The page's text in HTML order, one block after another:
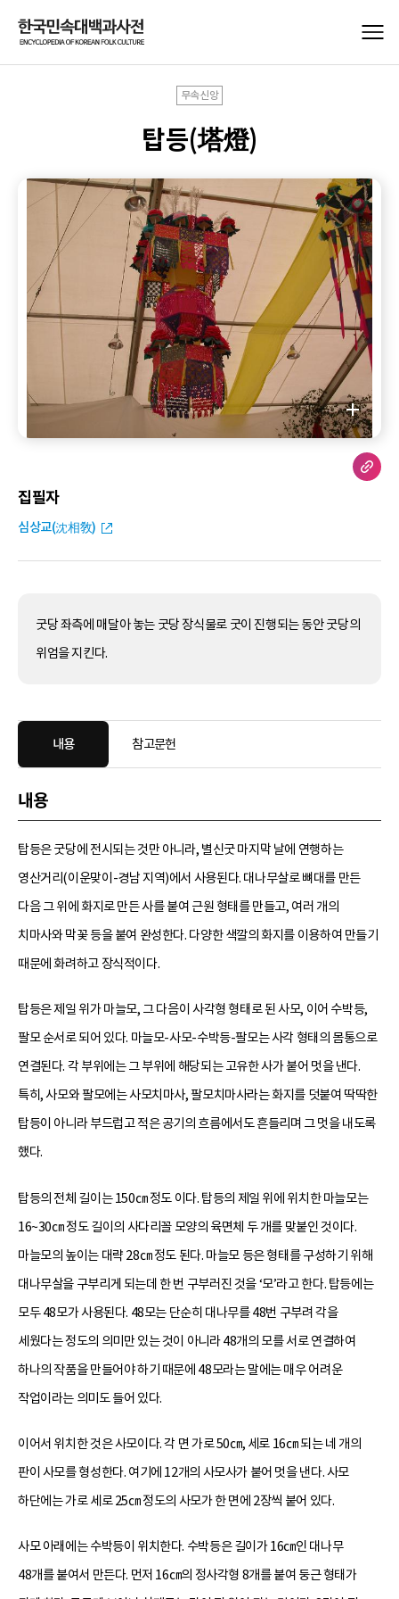
무속신앙
탑등(塔燈)
집필자
심상교(沈相敎)
굿당 좌측에 매달아 놓는 굿당 장식물로 굿이 진행되는 동안 굿당의
위엄을 지킨다.
내용 참고문헌
내용
탑등은 굿당에 전시되는 것만 아니라, 별신굿 마지막 날에 연행하는
영산거리(이운맞이-경남 지역)에서 사용된다. 대나무살로 뼈대를 만든
다음 그 위에 화지로 만든 사를 붙여 근원 형태를 만들고, 여러 개의
치마사와 막꽃 등을 붙여 완성한다. 다양한 색깔의 화지를 이용하여 만들기
때문에 화려하고 장식적이다.
탑등은 제일 위가 마늘모, 그 다음이 사각형 형태로 된 사모, 이어 수박등,
팔모 순서로 되어 있다. 마늘모-사모-수박등-팔모는 사각 형태의 몸통으로
연결된다. 각 부위에는 그 부위에 해당되는 고유한 사가 붙어 멋을 낸다.
특히, 사모와 팔모에는 사모치마사, 팔모치마사라는 화지를 덧붙여 딱딱한
탑등이 아니라 부드럽고 적은 공기의 흐름에서도 흔들리며 그 멋을 내도록
했다.
탑등의 전체 길이는 150㎝ 정도 이다. 탑등의 제일 위에 위치한 마늘모는
16~30㎝ 정도 길이의 사다리꼴 모양의 육면체 두 개를 맞붙인 것이다.
마늘모의 높이는 대략 28㎝ 정도 된다. 마늘모 등은 형태를 구성하기 위해
대나무살을 구부리게 되는데 한 번 구부러진 것을 ‘모’라고 한다. 탑등에는
모두 48모가 사용된다. 48모는 단순히 대나무를 48번 구부려 각을
세웠다는 정도의 의미만 있는 것이 아니라 48개의 모를 서로 연결하여
하나의 작품을 만들어야 하기 때문에 48모라는 말에는 매우 어려운
작업이라는 의미도 들어 있다.
이어서 위치한 것은 사모이다. 각 면 가로 50㎝, 세로 16㎝ 되는 네 개의
판이 사모를 형성한다. 여기에 12개의 사모사가 붙어 멋을 낸다. 사모
하단에는 가로 세로 25㎝ 정도의 사모가 한 면에 2장씩 붙어 있다.
사모 아래에는 수박등이 위치한다. 수박등은 길이가 16㎝인 대나무
48개를 붙여서 만든다. 먼저 16㎝의 정사각형 8개를 붙여 둥근 형태가